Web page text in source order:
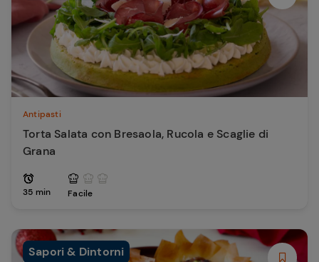
Antipasti
Torta Salata con Bresaola, Rucola e Scaglie di
Grana
35 min Facile
Sapori & Dintorni